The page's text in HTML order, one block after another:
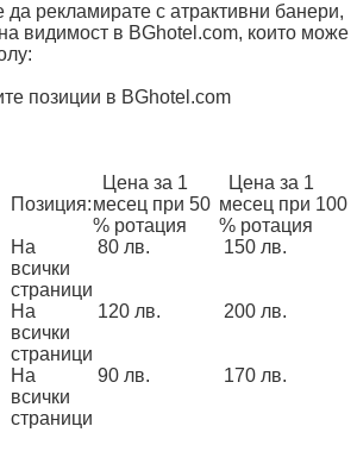
рекламирате с атрактивни банери,
видимост в BGhotel.com, които може
позиции в BGhotel.com
Позиция:
Цена за 1
месец при 50
% ротация
Цена за 1
месец при 100
% ротация
На
всички
страници
80 лв. 150 лв.
На
всички
страници
120 лв. 200 лв.
На
всички
страници
90 лв. 170 лв.